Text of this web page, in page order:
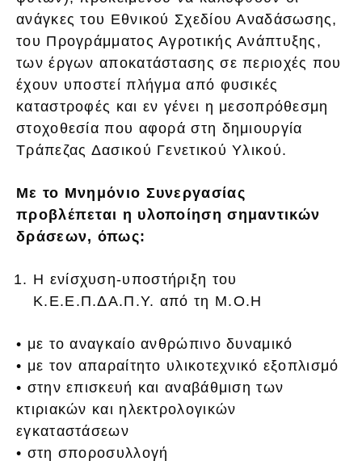
ανάγκες του Εθνικού Σχεδίου Αναδάσωσης,
του Προγράμματος Αγροτικής Ανάπτυξης,
των έργων αποκατάστασης σε περιοχές που
έχουν υποστεί πλήγμα από φυσικές
καταστροφές και εν γένει η μεσοπρόθεσμη
στοχοθεσία που αφορά στη δημιουργία
Τράπεζας Δασικού Γενετικού Υλικού.
Με το Μνημόνιο Συνεργασίας
προβλέπεται η υλοποίηση σημαντικών
δράσεων, όπως:
H ενίσχυση-υποστήριξη του
Κ.Ε.Ε.Π.ΔΑ.Π.Υ. από τη Μ.Ο.Η
• με το αναγκαίο ανθρώπινο δυναμικό
• με τον απαραίτητο υλικοτεχνικό εξοπλισμό
• στην επισκευή και αναβάθμιση των
κτιριακών και ηλεκτρολογικών
εγκαταστάσεων
• στη σποροσυλλογή